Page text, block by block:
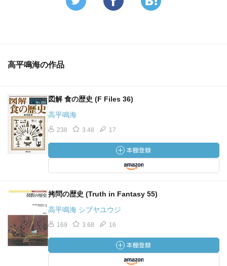
高平鳴海の作品
図解 食の歴史 (F Files 36)
高平鳴海
238 3.48 17
拷問の歴史 (Truth in Fantasy 55)
高平鳴海 シブヤユウジ
169 3.68 16